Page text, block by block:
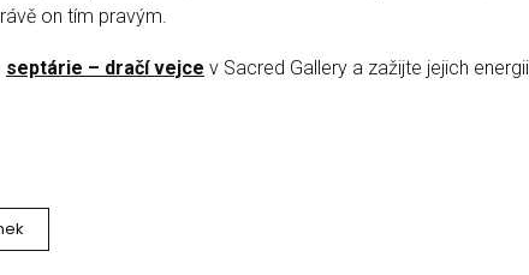
on tím pravým.
septárie – dračí vejce v Sacred Gallery a zažijte jejich